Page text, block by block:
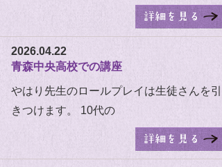
2026.04.22
青森中央高校での講座
やはり先生のロールプレイは生徒さんを引
きつけます。 10代の